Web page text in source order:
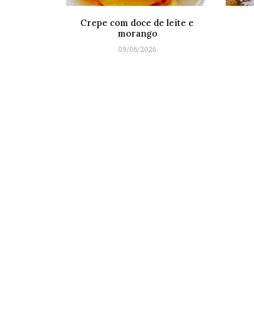
Crepe com doce de leite e
morango
09/06/2026